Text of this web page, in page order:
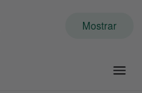
Mostrar